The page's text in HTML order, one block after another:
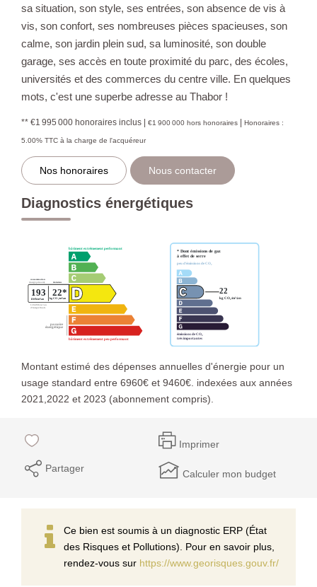
sa situation, son style, ses entrées, son absence de vis à
vis, son confort, ses nombreuses pièces spacieuses, son
calme, son jardin plein sud, sa luminosité, son double
garage, ses accès en toute proximité du parc, des écoles,
universités et des commerces du centre ville. En quelques
mots, c'est une superbe adresse au Thabor !
** €1 995 000 honoraires inclus | €1 900 000 hors honoraires | Honoraires :
5.00% TTC à la charge de l'acquéreur
Nos honoraires Nous contacter
Diagnostics énergétiques
Montant estimé des dépenses annuelles d'énergie pour un
usage standard entre 6960€ et 9460€. indexées aux années
2021,2022 et 2023 (abonnement compris).
Imprimer
Partager Calculer mon budget
Ce bien est soumis à un diagnostic ERP (État
des Risques et Pollutions). Pour en savoir plus,
rendez-vous sur https://www.georisques.gouv.fr/